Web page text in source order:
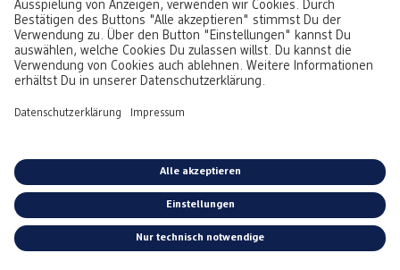
Informationen
Du kannst uns auch über unser
Emojis vonEmojitwo(ehemalsEmojione), lizenziert unterCC-BY 4.0.
*Alle Preise inkl. MwSt. zzgl. Versandkosten bei Postversand gem.
Preisliste.
Kostenloser Versand in Deinen dm-Markt.